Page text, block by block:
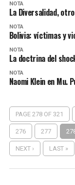
NOTA
La Diversalidad,
NOTA
Bolivia: víctimas y
NOTA
La doctrina del
NOTA
Naomi Klein en Mu.
PAGE 278 OF 321
276 277
NEXT › LAST »